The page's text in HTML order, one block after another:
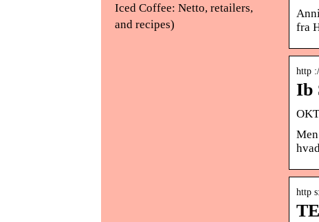
fra
http
Ib
http
Iced Coffee: Netto, retailers,
and recipes)